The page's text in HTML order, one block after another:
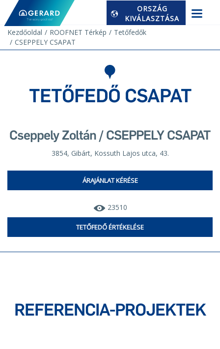
ORSZÁG
KIVÁLASZTÁSA
Kezdőoldal
ROOFNET Térkép
Tetőfedők
CSEPPELY CSAPAT
TETŐFEDŐ CSAPAT
Cseppely Zoltán / CSEPPELY CSAPAT
3854, Gibárt, Kossuth Lajos utca, 43.
ÁRAJÁNLAT KÉRÉSE
23510
TETŐFEDŐ ÉRTÉKELÉSE
REFERENCIA-PROJEKTEK